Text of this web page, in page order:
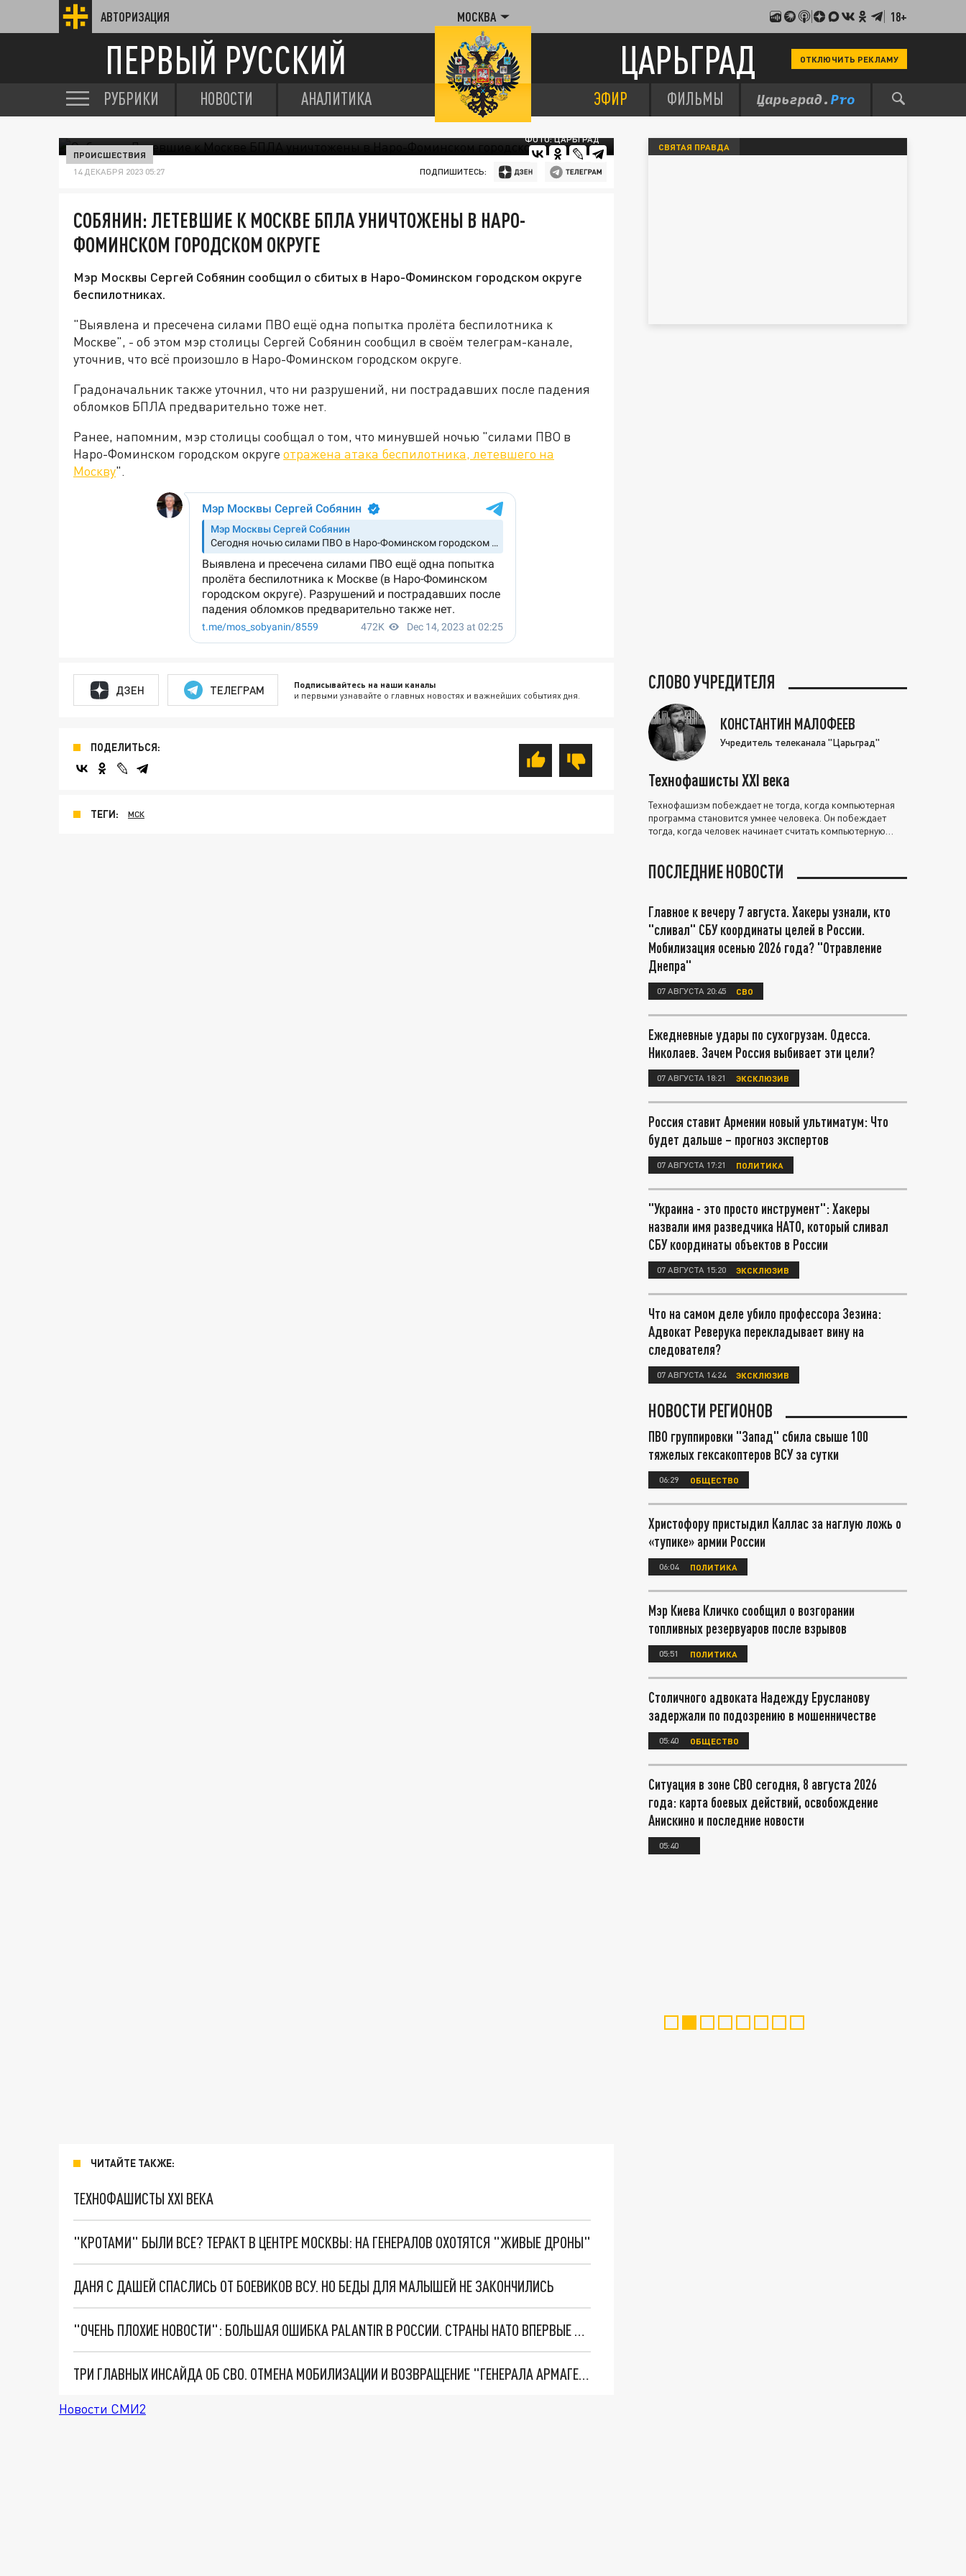
АВТОРИЗАЦИЯ МОСКВА 18+
ПЕРВЫЙ РУССКИЙ ЦАРЬГРАД ОТКЛЮЧИТЬ РЕКЛАМУ
РУБРИКИ НОВОСТИ АНАЛИТИКА ЭФИР ФИЛЬМЫ
ФОТО: ЦАРЬГРАД
ПРОИСШЕСТВИЯ
14 ДЕКАБРЯ 2023 05:27 ПОДПИШИТЕСЬ:
СОБЯНИН: ЛЕТЕВШИЕ К МОСКВЕ БПЛА УНИЧТОЖЕНЫ В НАРО-
ФОМИНСКОМ ГОРОДСКОМ ОКРУГЕ
Мэр Москвы Сергей Собянин сообщил о сбитых в Наро-Фоминском городском округе
беспилотниках.
"Выявлена и пресечена силами ПВО ещё одна попытка пролёта беспилотника к
Москве", - об этом мэр столицы Сергей Собянин сообщил в своём телеграм-канале,
уточнив, что всё произошло в Наро-Фоминском городском округе.
Градоначальник также уточнил, что ни разрушений, ни пострадавших после падения
обломков БПЛА предварительно тоже нет.
Ранее, напомним, мэр столицы сообщал о том, что минувшей ночью "силами ПВО в
Наро-Фоминском городском округе отражена атака беспилотника, летевшего на
Москву".
ДЗЕН ТЕЛЕГРАМ Подписывайтесь на наши каналы
и первыми узнавайте о главных новостях и важнейших событиях дня.
ПОДЕЛИТЬСЯ:
ТЕГИ: МСК
ЧИТАЙТЕ ТАКЖЕ:
ТЕХНОФАШИСТЫ XXI ВЕКА
"КРОТАМИ" БЫЛИ ВСЕ? ТЕРАКТ В ЦЕНТРЕ МОСКВЫ: НА ГЕНЕРАЛОВ ОХОТЯТСЯ "ЖИВЫЕ ДРОНЫ"
ДАНЯ С ДАШЕЙ СПАСЛИСЬ ОТ БОЕВИКОВ ВСУ. НО БЕДЫ ДЛЯ МАЛЫШЕЙ НЕ ЗАКОНЧИЛИСЬ
"ОЧЕНЬ ПЛОХИЕ НОВОСТИ": БОЛЬШАЯ ОШИБКА PALANTIR В РОССИИ. СТРАНЫ НАТО ВПЕРВЫЕ ЗА СВО ОСТАНОВИЛИ ПОСТАВКИ ОРУЖИЯ. ВСУ ТЕРЯЮТ ПРИГРАНИЧЬЕ?
ТРИ ГЛАВНЫХ ИНСАЙДА ОБ СВО. ОТМЕНА МОБИЛИЗАЦИИ И ВОЗВРАЩЕНИЕ "ГЕНЕРАЛА АРМАГЕДДОНА"? ОТЛИЧНЫЕ НОВОСТИ, КОТОРЫЕ ЖДАЛИ ВСЕ
Новости СМИ2
СВЯТАЯ ПРАВДА
СЛОВО УЧРЕДИТЕЛЯ
КОНСТАНТИН МАЛОФЕЕВ
Учредитель телеканала "Царьград"
Технофашисты XXI века
Технофашизм побеждает не тогда, когда компьютерная
программа становится умнее человека. Он побеждает
тогда, когда человек начинает считать компьютерную
ПОСЛЕДНИЕ НОВОСТИ
Главное к вечеру 7 августа. Хакеры узнали, кто
"сливал" СБУ координаты целей в России.
Мобилизация осенью 2026 года? "Отравление
Днепра"
07 АВГУСТА 20:45 СВО
Ежедневные удары по сухогрузам. Одесса.
Николаев. Зачем Россия выбивает эти цели?
07 АВГУСТА 18:21 ЭКСКЛЮЗИВ
Россия ставит Армении новый ультиматум: Что
будет дальше – прогноз экспертов
07 АВГУСТА 17:21 ПОЛИТИКА
"Украина - это просто инструмент": Хакеры
назвали имя разведчика НАТО, который сливал
СБУ координаты объектов в России
07 АВГУСТА 15:20 ЭКСКЛЮЗИВ
Что на самом деле убило профессора Зезина:
Адвокат Реверука перекладывает вину на
следователя?
07 АВГУСТА 14:24 ЭКСКЛЮЗИВ
НОВОСТИ РЕГИОНОВ
ПВО группировки "Запад" сбила свыше 100
тяжелых гексакоптеров ВСУ за сутки
06:29 ОБЩЕСТВО
Христофору пристыдил Каллас за наглую ложь о
«тупике» армии России
06:04 ПОЛИТИКА
Мэр Киева Кличко сообщил о возгорании
топливных резервуаров после взрывов
05:51 ПОЛИТИКА
Столичного адвоката Надежду Ерусланову
задержали по подозрению в мошенничестве
05:40 ОБЩЕСТВО
Ситуация в зоне СВО сегодня, 8 августа 2026
года: карта боевых действий, освобождение
Анискино и последние новости
05:40